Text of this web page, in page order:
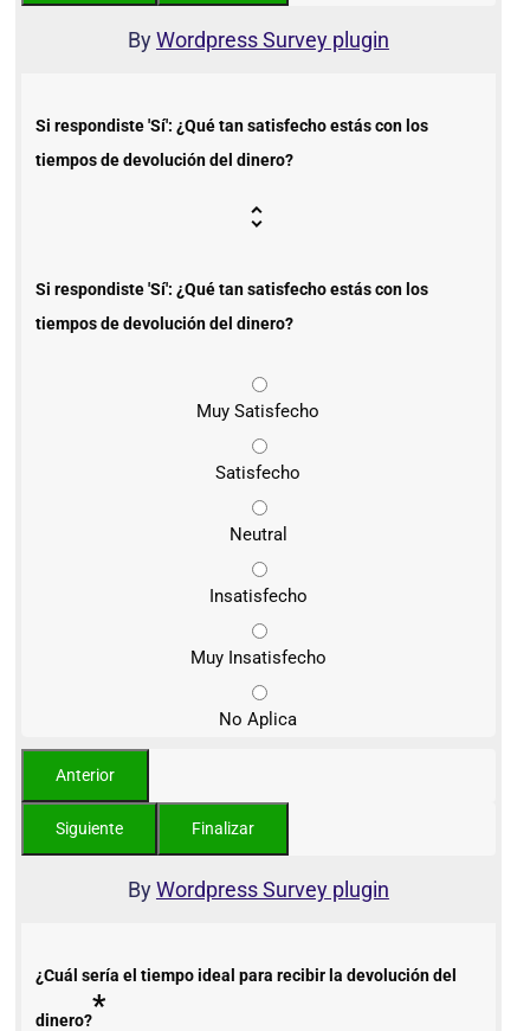
ByWordpress Survey plugin
Si respondiste 'Sí': ¿Qué tan satisfecho estás con los
tiempos de devolución del dinero?
Si respondiste 'Sí': ¿Qué tan satisfecho estás con los
tiempos de devolución del dinero?
Muy Satisfecho
Satisfecho
Neutral
Insatisfecho
Muy Insatisfecho
No Aplica
ByWordpress Survey plugin
¿Cuál sería el tiempo ideal para recibir la devolución del
dinero?*